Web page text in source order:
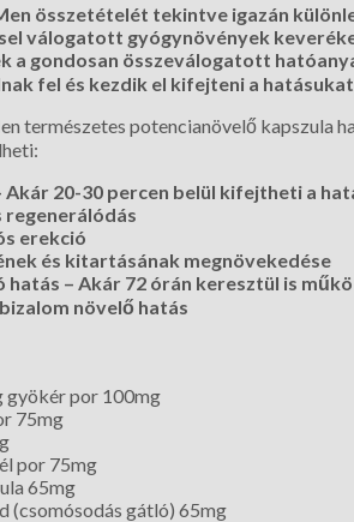
összetételét tekintve igazán
válogatott gyógynövények
a gondosan összeválogatott
fel és kezdik el kifejteni a
természetes potencianövelő kapszula
Akár 20-30 percen belül kifejtheti a
regenerálódás
erekció
és kitartásának megnövekedése
hatás – Akár 72 órán keresztül is
növelő hatás
gyökér por 100mg
75mg
por 75mg
65mg
(csomósodás gátló) 65mg